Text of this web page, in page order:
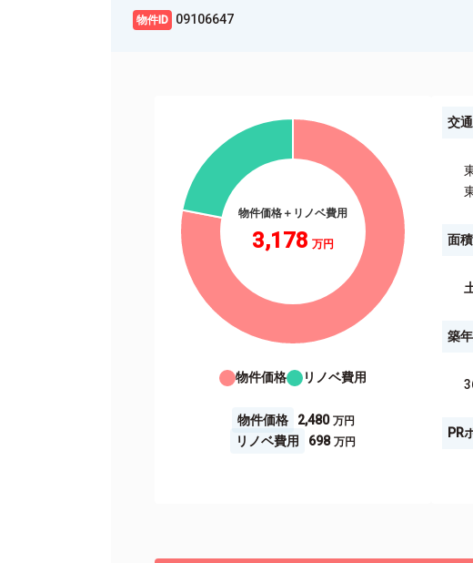
09106647
物件価格＋リノベ費用
3,178
物件価格 リノベ費用
物件価格
2,480
リノベ費用
698
交
面積
築
PR